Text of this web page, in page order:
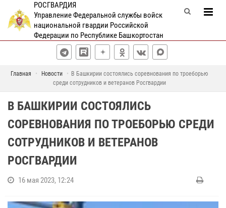
РОСГВАРДИЯ
Управление Федеральной службы войск
национальной гвардии Российской
Федерации по Республике Башкортостан
Главная Новости
В Башкирии состоялись соревнования по троеборью
среди сотрудников и ветеранов Росгвардии
В БАШКИРИИ СОСТОЯЛИСЬ
СОРЕВНОВАНИЯ ПО ТРОЕБОРЬЮ СРЕДИ
СОТРУДНИКОВ И ВЕТЕРАНОВ
РОСГВАРДИИ
16 мая 2023, 12:24